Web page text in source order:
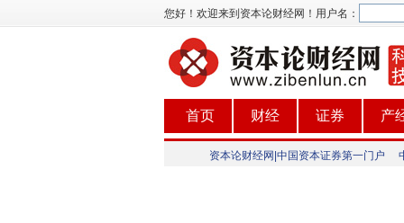
您好！欢迎来到资本论财经网！ 用户名：
首页 财经 证券 产
资本论财经网|中国资本证券第一门户